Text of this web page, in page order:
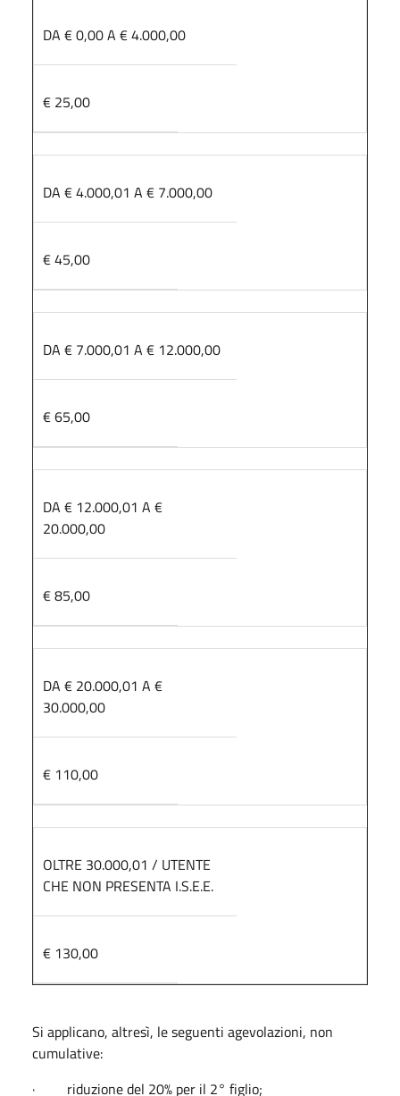
DA € 0,00 A € 4.000,00
€ 25,00
DA € 4.000,01 A € 7.000,00
€ 45,00
DA € 7.000,01 A € 12.000,00
€ 65,00
DA € 12.000,01 A €
20.000,00
€ 85,00
DA € 20.000,01 A €
30.000,00
€ 110,00
OLTRE 30.000,01 / UTENTE
CHE NON PRESENTA I.S.E.E.
€ 130,00
Si applicano, altresì, le seguenti agevolazioni, non
cumulative:
· riduzione del 20% per il 2° figlio;